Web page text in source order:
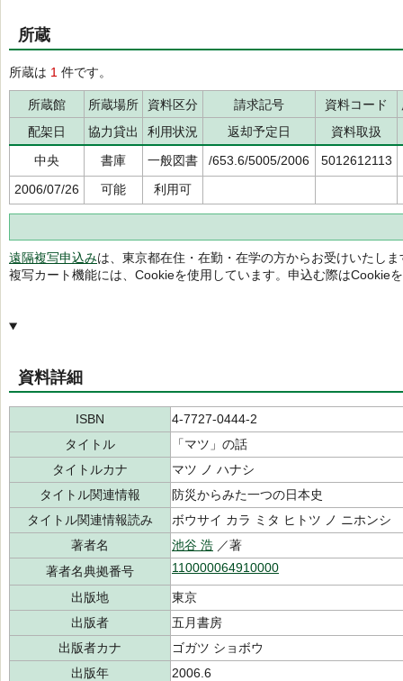
所蔵
所蔵は 1 件です。
所蔵館 所蔵場所 資料区分 請求記号 資料コード
配架日
協力貸出 利用状況 返却予定日
資料取扱
中央
書庫 一般図書 /653.6/5005/2006
5012612113
2006/07/26
可能 利用可
遠隔複写申込みは、東京都在住・在勤・在学の方からお受けいたしま
複写カート機能には、Cookieを使用しています。申込む際はCookie
資料詳細
ISBN
4-7727-0444-2
タイトル
「マツ」の話
タイトルカナ
マツ ノ ハナシ
タイトル関連情報
防災からみた一つの日本史
タイトル関連情報読み
ボウサイ カラ ミタ ヒトツ ノ ニホンシ
著者名
池谷 浩 ／著
著者名典拠番号
110000064910000
出版地
東京
出版者
五月書房
出版者カナ
ゴガツ ショボウ
出版年
2006.6